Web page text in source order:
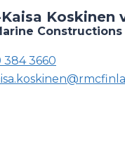
Constructions
384 3660